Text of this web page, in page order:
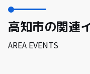
高知市の関連
AREA EVENTS